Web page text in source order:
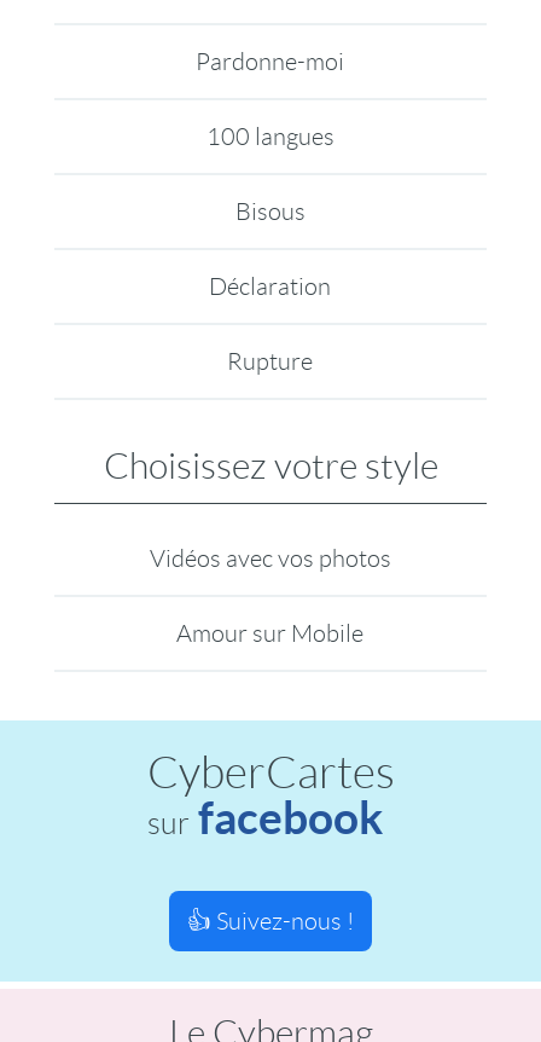
Pardonne-moi
100 langues
Bisous
Déclaration
Rupture
Choisissez votre style
Vidéos avec vos photos
Amour sur Mobile
CyberCartes
sur facebook
👍 Suivez-nous !
Le Cybermag